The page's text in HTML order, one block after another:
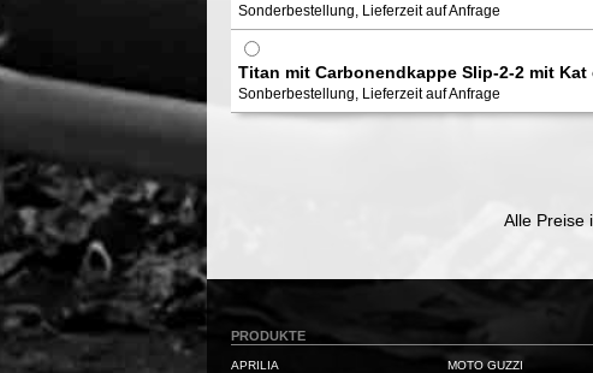
Sonderbestellung, Lieferzeit auf Anfrage
Titan mit Carbonendkappe Slip-2-2 mit Kat
Sonberbestellung, Lieferzeit auf Anfrage
Alle Preise
PRODUKTE
APRILIA MOTO GUZZI